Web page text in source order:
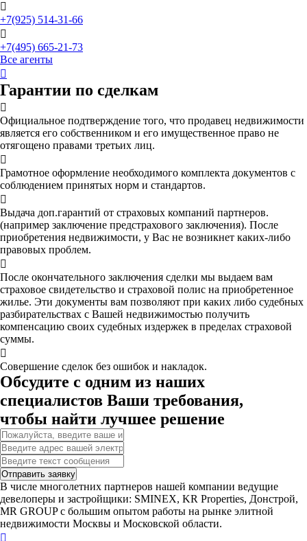

+7(925) 514-31-66

+7(495) 665-21-73
Все агенты

Гарантии по сделкам

Официальное подтверждение того, что продавец недвижимости
является его собственником и его имущественное право не
отягощено правами третьих лиц.

Грамотное оформление необходимого комплекта документов с
соблюдением принятых норм и стандартов.

Выдача доп.гарантий от страховых компаний партнеров.
(например заключение предстрахового заключения). После
приобретения недвижимости, у Вас не возникнет каких-либо
правовых проблем.

После окончательного заключения сделки мы выдаем вам
страховое свидетельство и страховой полис на приобретенное
жилье. Эти документы вам позволяют при каких либо судебных
разбирательствах с Вашей недвижимостью получить
компенсацию своих судебных издержек в пределах страховой
суммы.

Совершение сделок без ошибок и накладок.
Обсудите с одним из наших
специалистов Ваши требования,
чтобы найти лучшее решение
Отправить заявку
В числе многолетних партнеров нашей компании ведущие
девелоперы и застройщики: SMINEX, KR Properties, Донстрой,
MR GROUP c большим опытом работы на рынке элитной
недвижимости Москвы и Московской области.
